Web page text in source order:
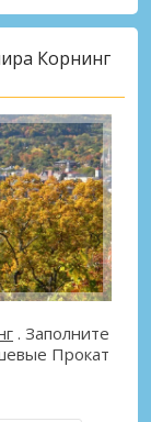
Корнинг
. Заполните
Прокат